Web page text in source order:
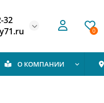
32
0
О КОМПАНИИ